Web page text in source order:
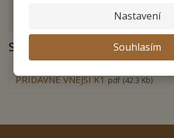
Nastavení
Souhlasím
Zobrazit hodnocení produktu
Soubory ke stažení
PRIDAVNE VNEJSI K1 pdf (42.3 Kb)